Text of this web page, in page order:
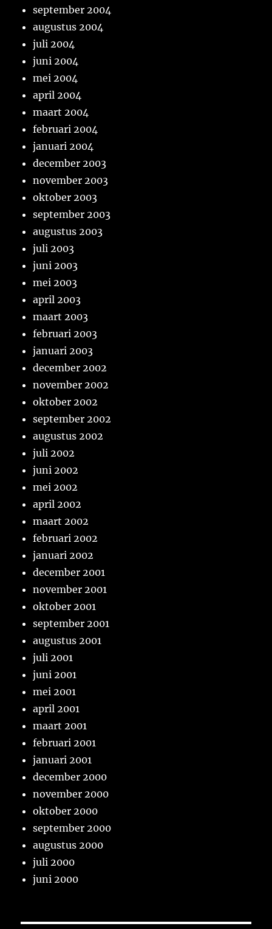
september 2004
augustus 2004
juli 2004
juni 2004
mei 2004
april 2004
maart 2004
februari 2004
januari 2004
december 2003
november 2003
oktober 2003
september 2003
augustus 2003
juli 2003
juni 2003
mei 2003
april 2003
maart 2003
februari 2003
januari 2003
december 2002
november 2002
oktober 2002
september 2002
augustus 2002
juli 2002
juni 2002
mei 2002
april 2002
maart 2002
februari 2002
januari 2002
december 2001
november 2001
oktober 2001
september 2001
augustus 2001
juli 2001
juni 2001
mei 2001
april 2001
maart 2001
februari 2001
januari 2001
december 2000
november 2000
oktober 2000
september 2000
augustus 2000
juli 2000
juni 2000